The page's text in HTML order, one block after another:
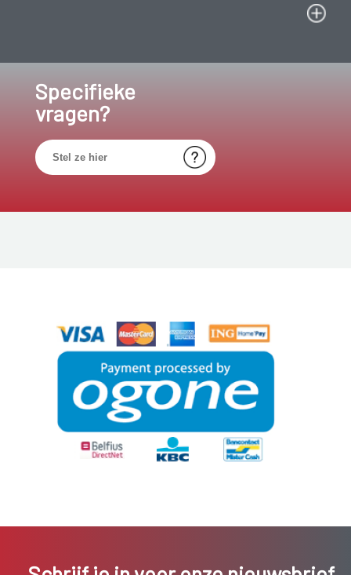
Specifieke
vragen?